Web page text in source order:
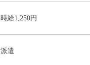
時給1,250円
派遣